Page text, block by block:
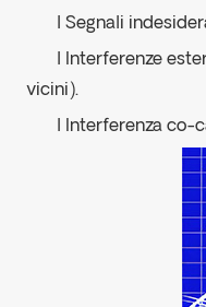
l Segnali
l Interferenze
vicini).
l Interferenza co-